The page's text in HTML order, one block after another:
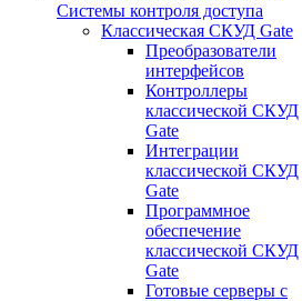
Системы контроля доступа
Классическая СКУД Gate
Преобразователи
интерфейсов
Контроллеры
классической СКУД
Gate
Интеграции
классической СКУД
Gate
Программное
обеспечение
классической СКУД
Gate
Готовые серверы с